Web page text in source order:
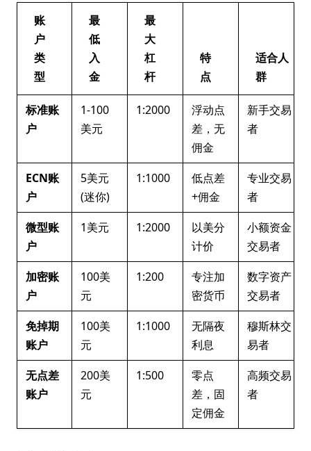
账
户
类
型
最
低
入
金
最
大
杠
杆
特
点
适合人
群
标准账
户
1-100
美元
1:2000
浮动点
差，无
佣金
新手交易
者
ECN账
户
5美元
(迷你)
1:1000
低点差
+佣金
专业交易
者
微型账
户
1美元 1:2000
以美分
计价
小额资金
交易者
加密账
户
100美
元
1:200
专注加
密货币
数字资产
交易者
免掉期
账户
100美
元
1:1000
无隔夜
利息
穆斯林交
易者
无点差
账户
200美
元
1:500
零点
差，固
定佣金
高频交易
者